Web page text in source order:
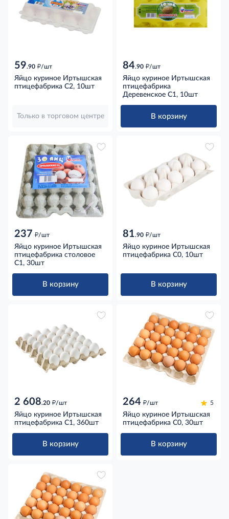
59.90 д/шт
Яйцо куриное Иртышская
птицефабрика С2, 10шт
Только в торговом центре
84.90 д/шт
Яйцо куриное Иртышская
птицефабрика
Деревенское С1, 10шт
В корзину
237 д/шт
Яйцо куриное Иртышская
птицефабрика столовое
С1, 30шт
В корзину
81.90 д/шт
Яйцо куриное Иртышская
птицефабрика С0, 10шт
В корзину
2 608.20 д/шт
Яйцо куриное Иртышская
птицефабрика С1, 360шт
В корзину
264 д/шт 5
Яйцо куриное Иртышская
птицефабрика С0, 30шт
В корзину